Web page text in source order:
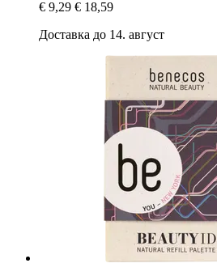
€ 9,29 € 18,59
Доставка до 14. август